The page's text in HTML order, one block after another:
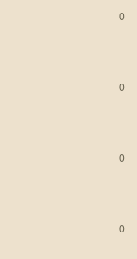
0
0
0
0